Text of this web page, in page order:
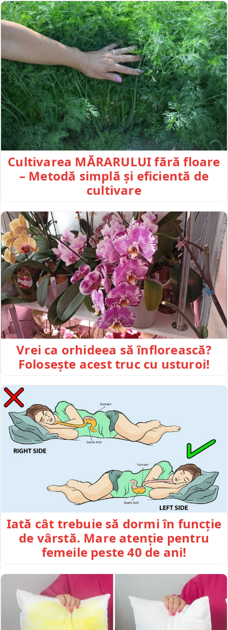
Cultivarea MĂRARULUI fără floare
– Metodă simplă și eficientă de
cultivare
Vrei ca orhideea să înflorească?
Folosește acest truc cu usturoi!
Iată cât trebuie să dormi în funcție
de vârstă. Mare atenție pentru
femeile peste 40 de ani!